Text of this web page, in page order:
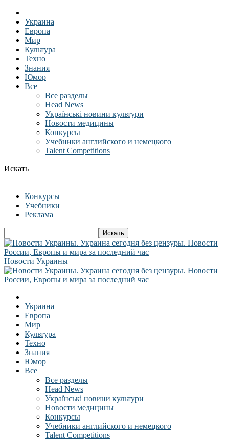
Украина
Европа
Мир
Культура
Техно
Знания
Юмор
Все
Все разделы
Head News
Українські новини культури
Новости медицины
Конкурсы
Учебники английского и немецкого
Talent Competitions
Искать
Конкурсы
Учебники
Реклама
Новости Украины
Украина
Европа
Мир
Культура
Техно
Знания
Юмор
Все
Все разделы
Head News
Українські новини культури
Новости медицины
Конкурсы
Учебники английского и немецкого
Talent Competitions